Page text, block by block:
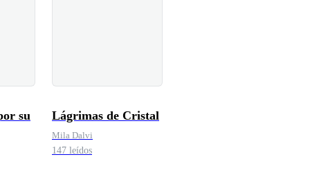
su
Lágrimas de Cristal
Mila Dalvi
147 leídos